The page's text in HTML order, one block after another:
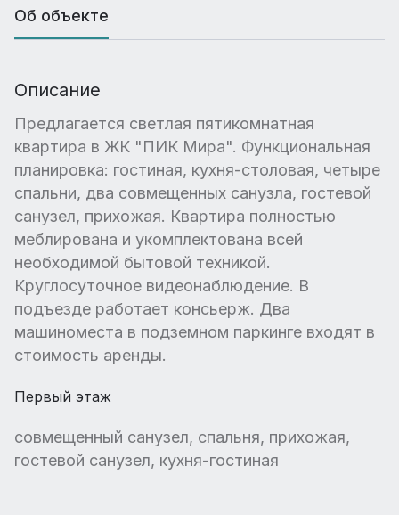
Об объекте
Описание
Предлагается светлая пятикомнатная
квартира в ЖК "ПИК Мира". Функциональная
планировка: гостиная, кухня-столовая, четыре
спальни, два совмещенных санузла, гостевой
санузел, прихожая. Квартира полностью
меблирована и укомплектована всей
необходимой бытовой техникой.
Круглосуточное видеонаблюдение. В
подъезде работает консьерж. Два
машиноместа в подземном паркинге входят в
стоимость аренды.
Первый этаж
совмещенный санузел, спальня, прихожая,
гостевой санузел, кухня-гостиная